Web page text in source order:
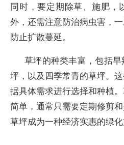
同时，要定期除草、施肥，
外，还需注意防治病虫害，
防止扩散蔓延。
草坪的种类丰富，包括
坪，以及四季常青的草坪。
据具体需求进行选择和种植
简单，通常只需要定期修剪
草坪成为一种经济实惠的绿化